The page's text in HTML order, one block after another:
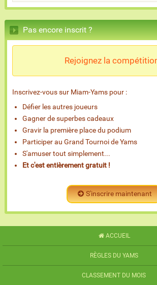
Pas encore inscrit ?
Rejoignez la
Inscrivez-vous sur Miam-Yams pour :
Défier les autres joueurs
Gagner de superbes cadeaux
Gravir la première place du podium
Participer au Grand Tournoi de Yams
S'amuser tout simplement...
Et c'est entièrement gratuit !
S'inscrire maintenant
ACCUEIL
RÈGLES DU YAMS
CLASSEMENT DU MOIS